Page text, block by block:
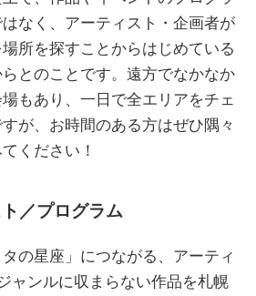
なく、アーティスト・企画者が
所を探すことからはじめている
とのことです。遠方でなかなか
もあり、一日で全エリアをチェ
が、お時間のある方はぜひ隅々
ください！
／プログラム
の星座」につながる、アーティ
ャンルに収まらない作品を札幌